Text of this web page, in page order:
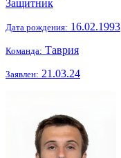
Защитник
Дата рождения: 16.02.1993
Команда: Таврия
Заявлен: 21.03.24